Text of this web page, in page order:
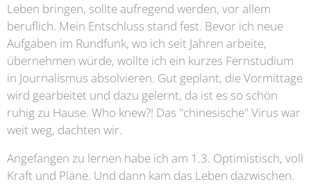
Leben bringen, sollte aufregend werden, vor allem
beruflich. Mein Entschluss stand fest. Bevor ich neue
Aufgaben im Rundfunk, wo ich seit Jahren arbeite,
übernehmen würde, wollte ich ein kurzes Fernstudium
in Journalismus absolvieren. Gut geplant, die Vormittage
wird gearbeitet und dazu gelernt, da ist es so schön
ruhig zu Hause. Who knew?! Das "chinesische" Virus war
weit weg, dachten wir.
Angefangen zu lernen habe ich am 1.3. Optimistisch, voll
Kraft und Pläne. Und dann kam das Leben dazwischen.